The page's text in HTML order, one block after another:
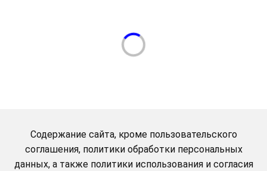
Содержание сайта, кроме пользовательского
соглашения, политики обработки персональных
данных, а также политики использования и согласия